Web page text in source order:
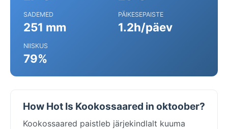
SADEMED
251 mm
PÄIKESEPAISTE
1.2h/päev
NIISKUS
79%
How Hot Is Kookossaared in oktoober?
Kookossaared paistleb järjekindlalt kuuma